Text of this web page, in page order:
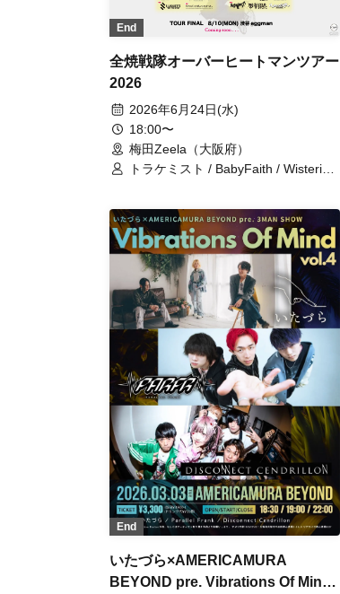
End
全焼戦隊オーバーヒートマンツアー
2026
2026年6月24日(水)
18:00〜
梅田Zeela（大阪府）
トラケミスト / BabyFaith / Wisteria /
End
いたづら×AMERICAMURA
BEYOND pre. Vibrations Of Mind